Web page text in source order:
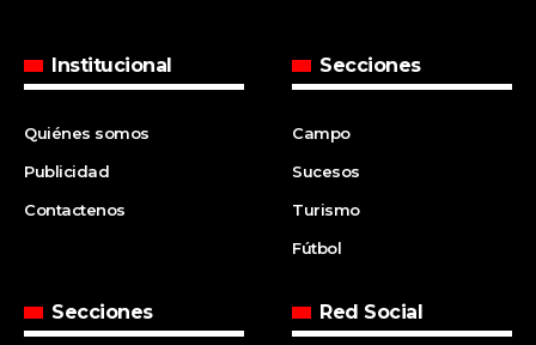
Institucional
Quiénes somos
Publicidad
Contactenos
Secciones
Campo
Sucesos
Turismo
Fútbol
Secciones Red Social